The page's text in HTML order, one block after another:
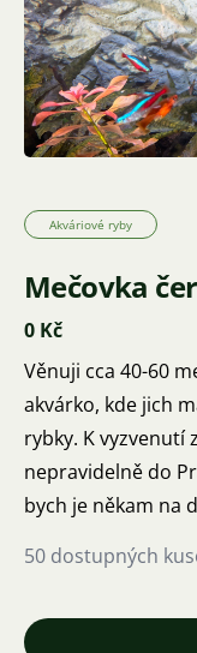
Akváriové ryby
Mečovka
0 Kč
Věnuji cca 40-60
akvárko, kde jich
rybky. K vyzvenutí
nepravidelně do
bych je někam na
50 dostupných